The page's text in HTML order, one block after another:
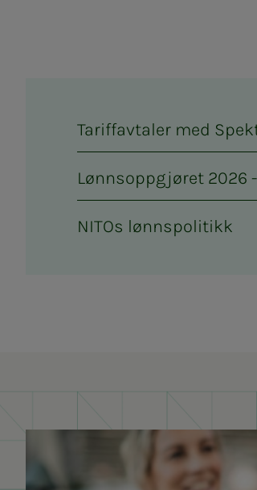
Tariffavtaler med
Lønnsoppgjøret 2026
NITOs lønnspolitikk